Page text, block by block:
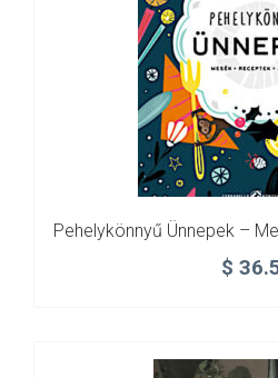
Pehelykönnyű Ünnepek –
$